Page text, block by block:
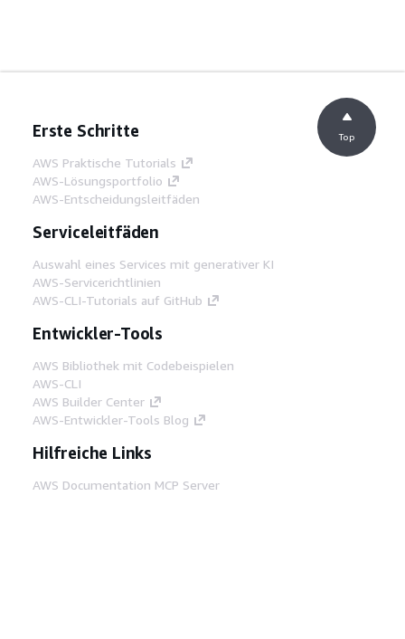
Erste Schritte
AWS Praktische Tutorials
AWS-Lösungsportfolio
AWS-Entscheidungsleitfäden
Serviceleitfäden
Auswahl eines Services mit generativer KI
AWS-Servicerichtlinien
AWS-CLI-Tutorials auf GitHub
Entwickler-Tools
AWS Bibliothek mit Codebeispielen
AWS-CLI
AWS Builder Center
AWS-Entwickler-Tools Blog
Hilfreiche Links
AWS Documentation MCP Server
Top